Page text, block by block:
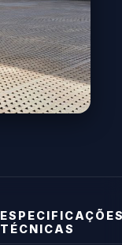
TÉCNICAS